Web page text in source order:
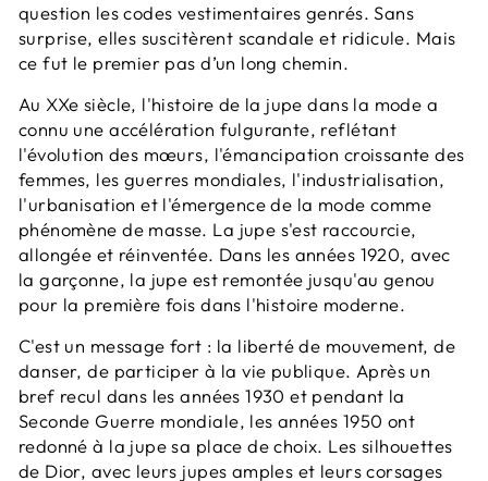
question les codes vestimentaires genrés. Sans
surprise, elles suscitèrent scandale et ridicule. Mais
ce fut le premier pas d’un long chemin.
Au XXe siècle, l'histoire de la jupe dans la mode a
connu une accélération fulgurante, reflétant
l'évolution des mœurs, l'émancipation croissante des
femmes, les guerres mondiales, l'industrialisation,
l'urbanisation et l'émergence de la mode comme
phénomène de masse. La jupe s'est raccourcie,
allongée et réinventée. Dans les années 1920, avec
la garçonne, la jupe est remontée jusqu'au genou
pour la première fois dans l'histoire moderne.
C'est un message fort : la liberté de mouvement, de
danser, de participer à la vie publique. Après un
bref recul dans les années 1930 et pendant la
Seconde Guerre mondiale, les années 1950 ont
redonné à la jupe sa place de choix. Les silhouettes
de Dior, avec leurs jupes amples et leurs corsages